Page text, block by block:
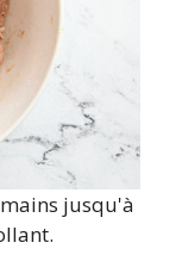
jusqu'à